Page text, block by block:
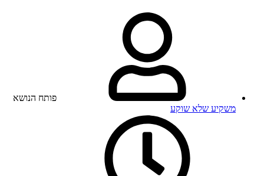
פותח הנושא
משקיע שלא שוקע